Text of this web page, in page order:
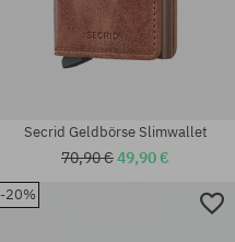
Secrid Geldbörse Slimwallet
70,90 €49,90 €
-20%